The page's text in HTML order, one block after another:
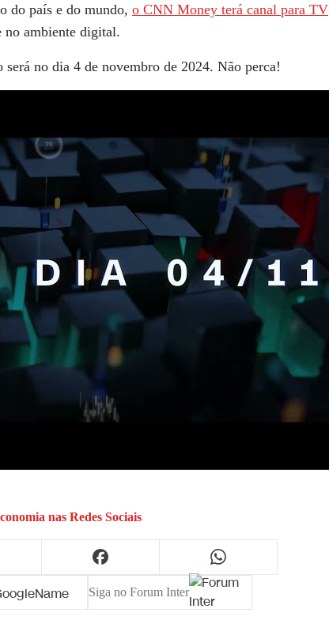
do país e do mundo, o CNN Money terá canal para TV
no ambiente digital.
será no dia 4 de novembro de 2024. Não perca!
nas Redes Sociais
Siga no Forum Inter